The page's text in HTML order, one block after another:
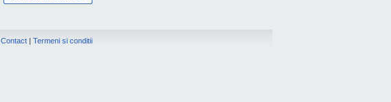
Contact | Termeni si conditii